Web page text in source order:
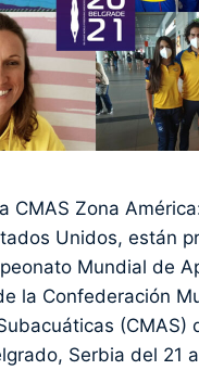
CMAS Zona
Unidos, están
Mundial de
la Confederación
(CMAS)
Serbia del 21